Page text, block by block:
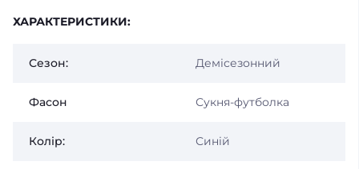
ХАРАКТЕРИСТИКИ:
Сезон: Демісезонний
Фасон Сукня-футболка
Колір: Синій